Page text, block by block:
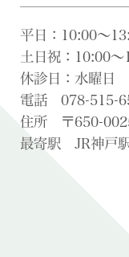
平日：10:00〜
土日祝：10:00
休診日：水曜日
電話 078-515-
住所 〒650-
最寄駅 JR神戸